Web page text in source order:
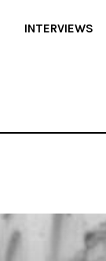
INTERVIEWS